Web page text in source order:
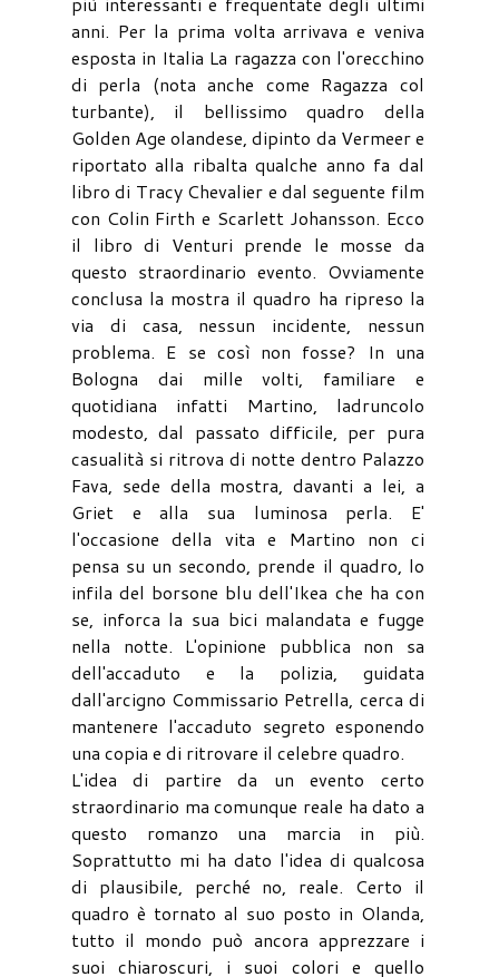
anni. Per la prima volta arrivava e veniva
esposta in Italia La ragazza con l'orecchino
di perla (nota anche come Ragazza col
turbante), il bellissimo quadro della
Golden Age olandese, dipinto da Vermeer e
riportato alla ribalta qualche anno fa dal
libro di Tracy Chevalier e dal seguente film
con Colin Firth e Scarlett Johansson. Ecco
il libro di Venturi prende le mosse da
questo straordinario evento. Ovviamente
conclusa la mostra il quadro ha ripreso la
via di casa, nessun incidente, nessun
problema. E se così non fosse? In una
Bologna dai mille volti, familiare e
quotidiana infatti Martino, ladruncolo
modesto, dal passato difficile, per pura
casualità si ritrova di notte dentro Palazzo
Fava, sede della mostra, davanti a lei, a
Griet e alla sua luminosa perla. E'
l'occasione della vita e Martino non ci
pensa su un secondo, prende il quadro, lo
infila del borsone blu dell'Ikea che ha con
se, inforca la sua bici malandata e fugge
nella notte. L'opinione pubblica non sa
dell'accaduto e la polizia, guidata
dall'arcigno Commissario Petrella, cerca di
mantenere l'accaduto segreto esponendo
una copia e di ritrovare il celebre quadro.
L'idea di partire da un evento certo
straordinario ma comunque reale ha dato a
questo romanzo una marcia in più.
Soprattutto mi ha dato l'idea di qualcosa
di plausibile, perché no, reale. Certo il
quadro è tornato al suo posto in Olanda,
tutto il mondo può ancora apprezzare i
suoi chiaroscuri, i suoi colori e quello